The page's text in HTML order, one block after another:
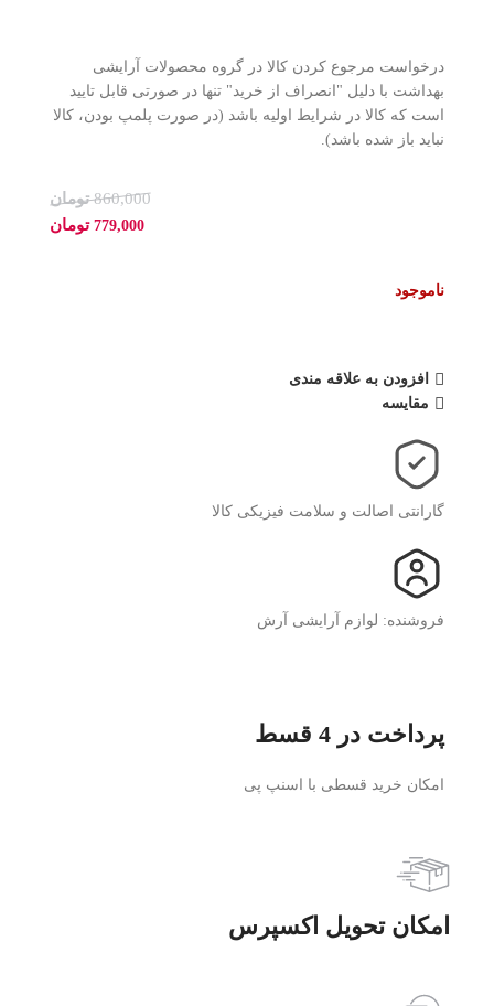
درخواست مرجوع کردن کالا در گروه محصولات آرایشی
بهداشت با دلیل "انصراف از خرید" تنها در صورتی قابل تایید
است که کالا در شرایط اولیه باشد (در صورت پلمپ بودن، کالا
نباید باز شده باشد).
860,000 تومان
779,000 تومان
ناموجود
افزودن به علاقه مندی
مقایسه
گارانتی اصالت و سلامت فیزیکی کالا
فروشنده: لوازم آرایشی آرش
پرداخت در 4 قسط
امکان خرید قسطی با اسنپ پی
امکان تحویل اکسپرس